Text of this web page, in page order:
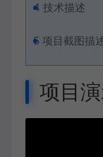
4 技术描述
5 项目截图描
项目